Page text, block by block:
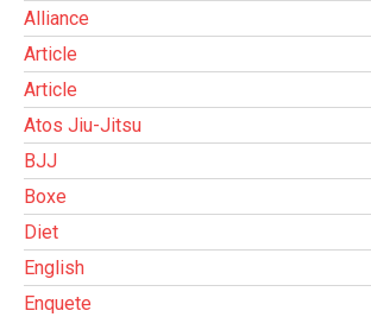
Alliance
Article
Article
Atos Jiu-Jitsu
BJJ
Boxe
Diet
English
Enquete